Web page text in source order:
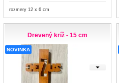
rozmery 12 x 6 cm
Drevený kríž - 15 cm
NOVINKA